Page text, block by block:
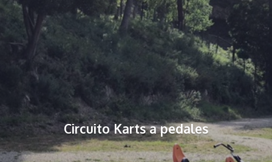
Circuito Karts a pedales